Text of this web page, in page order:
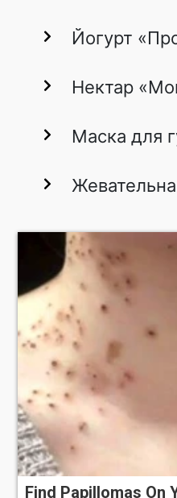
Йогурт
Нектар
Маска для
Find Papillomas On